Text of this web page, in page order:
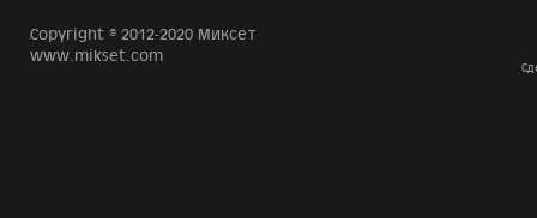
Copyright © 2012-2020 Миксет
www.mikset.com